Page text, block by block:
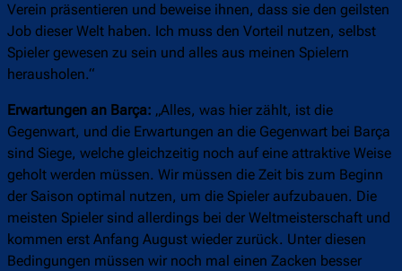
Verein präsentieren und beweise ihnen, dass sie den geilsten
Job dieser Welt haben. Ich muss den Vorteil nutzen, selbst
Spieler gewesen zu sein und alles aus meinen Spielern
herausholen.“
Erwartungen an Barça: „Alles, was hier zählt, ist die
Gegenwart, und die Erwartungen an die Gegenwart bei Barça
sind Siege, welche gleichzeitig noch auf eine attraktive Weise
geholt werden müssen. Wir müssen die Zeit bis zum Beginn
der Saison optimal nutzen, um die Spieler aufzubauen. Die
meisten Spieler sind allerdings bei der Weltmeisterschaft und
kommen erst Anfang August wieder zurück. Unter diesen
Bedingungen müssen wir noch mal einen Zacken besser